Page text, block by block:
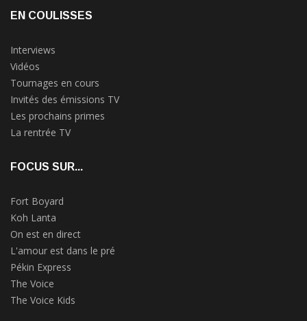
EN COULISSES
Interviews
Vidéos
Tournages en cours
Invités des émissions TV
Les prochains primes
La rentrée TV
FOCUS SUR...
Fort Boyard
Koh Lanta
On est en direct
L'amour est dans le pré
Pékin Express
The Voice
The Voice Kids